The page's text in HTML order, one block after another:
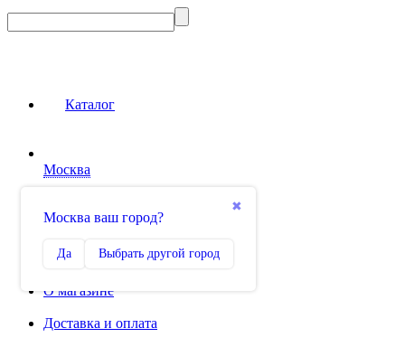
Каталог
Москва
✖
Москва ваш город?
Да Выбрать другой город
0
Избранное
О магазине
Доставка и оплата